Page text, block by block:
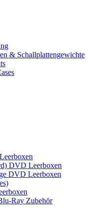
& Schallplattengewichte
DVD Leerboxen
DVD Leerboxen
Ray Zubehör